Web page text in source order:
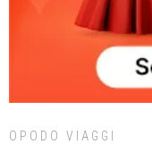
OPODO VIAGGI